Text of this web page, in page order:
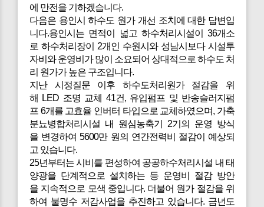
에 만전을 기하겠습니다.
다음은 용인시 하수도 원가 개선 조치에 대한 답변입
니다.용인시는 면적이 넓고 하수처리시설이 36개소
로 하수처리장이 2개인 수원시와 성남시보다 시설투
자비와 운영비가 많이 소요되어 상대적으로 하수도 처
리 원가가 높은 구조입니다.
지난 시정질문 이후 하수도처리원가 절감을 위
해 LED 조명 교체 41건, 유입펌프 및 반송슬러지펌
프 6개를 고효율 인버터 타입으로 교체하였으며, 가축
분뇨병합처리시설 내 원심농축기 2기의 운영 방식
을 변경하여 5600만 원의 연간전력비 절감이 예상되
고 있습니다.
25년부터는 시비를 편성하여 공공하수처리시설 내 태
양광을 단계적으로 설치하는 등 운영비 절감 방안
을 지속적으로 모색 중입니다. 더불어 원가 절감을 위
하여 불명수 저감사업을 추진하고 있습니다. 금년도